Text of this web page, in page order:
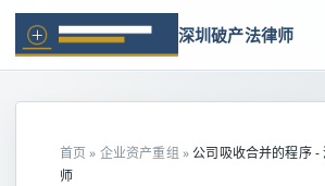
深圳破产法律师
首页 » 企业资产重组 »公司吸收合并的程序 -
师